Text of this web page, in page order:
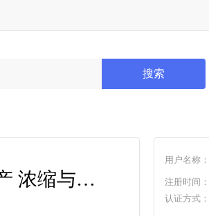
搜索
T/CCASC 0053-2025 氯碱工业数字化车间建设指南 烧碱生产 浓缩与固碱加工
用户名称：
注册时间：
认证方式：